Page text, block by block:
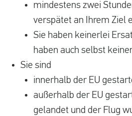
mindestens zwei
verspätet an Ihrem Ziel
Sie haben keinerlei
haben auch selbst
Sie sind
innerhalb der EU
außerhalb der EU
gelandet und der Flug